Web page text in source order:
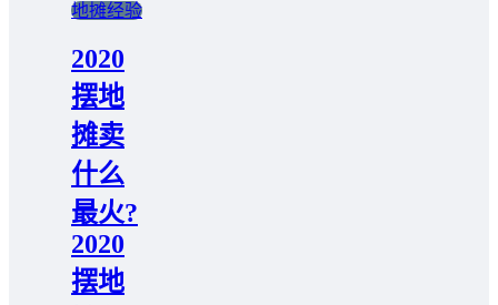
地摊经验
2020
摆地
摊卖
什么
最火?
2020
摆地